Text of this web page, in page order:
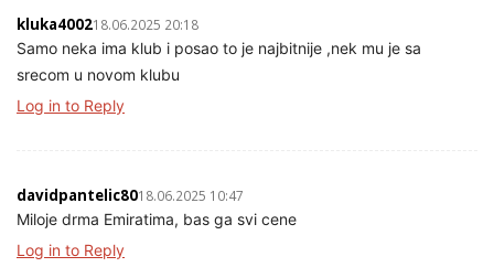
kluka400218.06.2025 20:18
Samo neka ima klub i posao to je najbitnije ,nek mu je sa
srecom u novom klubu
Log in to Reply
davidpantelic8018.06.2025 10:47
Miloje drma Emiratima, bas ga svi cene
Log in to Reply